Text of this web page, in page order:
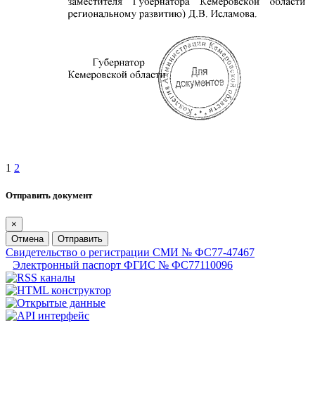
1 2
Отправить документ
×
Отмена
Отправить
Свидетельство о регистрации СМИ № ФС77-47467
Электронный паспорт ФГИС № ФС77110096